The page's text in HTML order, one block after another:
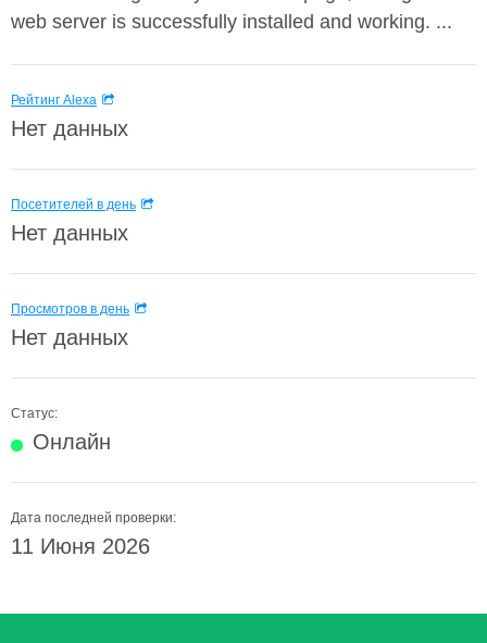
web server is successfully installed and working. ...
Рейтинг Alexa
Нет данных
Посетителей в день
Нет данных
Просмотров в день
Нет данных
Статус:
Онлайн
Дата последней проверки:
11 Июня 2026